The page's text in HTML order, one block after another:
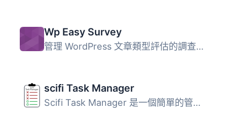
Wp Easy Survey
管理 WordPress 文章類型評估的調查問卷外掛。可以創建多個問...
scifi Task Manager
Scifi Task Manager 是一個簡單的管理後台任務管理程式。其目...